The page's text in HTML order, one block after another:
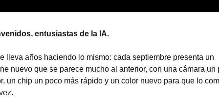
entusiastas de la IA.
lleva años haciendo lo mismo: cada septiembre presenta un
nuevo que se parece mucho al anterior, con una cámara un
un chip un poco más rápido y un color nuevo para que lo